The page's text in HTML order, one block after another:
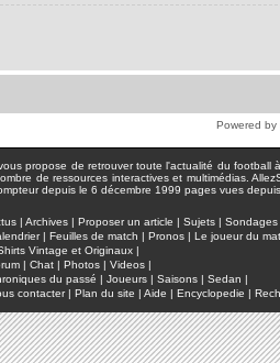
Powered by
propose de retrouver toute l'actualité du
de ressources interactives et multimédias.
pages vues
| Archives | Proposer un article | Sujets | Sondages
| Feuilles de match | Pronos | Le joueur du
Vintage et Originaux |
| Chat | Photos | Videos |
du passé | Joueurs | Saisons | Sedan |
contacter| Plan du site | Aide | Encyclopedie |